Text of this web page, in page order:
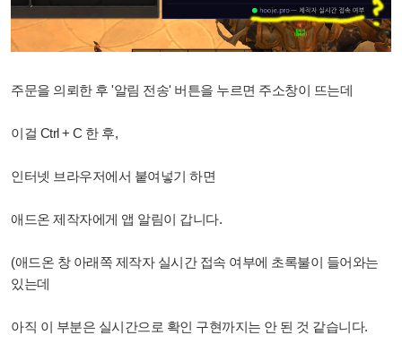
주문을 의뢰한 후 '알림 전송' 버튼을 누르면 주소창이 뜨는데
이걸 Ctrl + C 한 후,
인터넷 브라우저에서 붙여넣기 하면
애드온 제작자에게 앱 알림이 갑니다.
(애드온 창 아래쪽 제작자 실시간 접속 여부에 초록불이 들어와는
있는데
아직 이 부분은 실시간으로 확인 구현까지는 안 된 것 같습니다.